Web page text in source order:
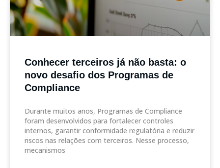
Conhecer terceiros já não basta: o
novo desafio dos Programas de
Compliance
Durante muitos anos, Programas de Compliance
foram desenvolvidos para fortalecer controles
internos, garantir conformidade regulatória e reduzir
riscos nas relações com terceiros. Nesse processo,
mecanismos